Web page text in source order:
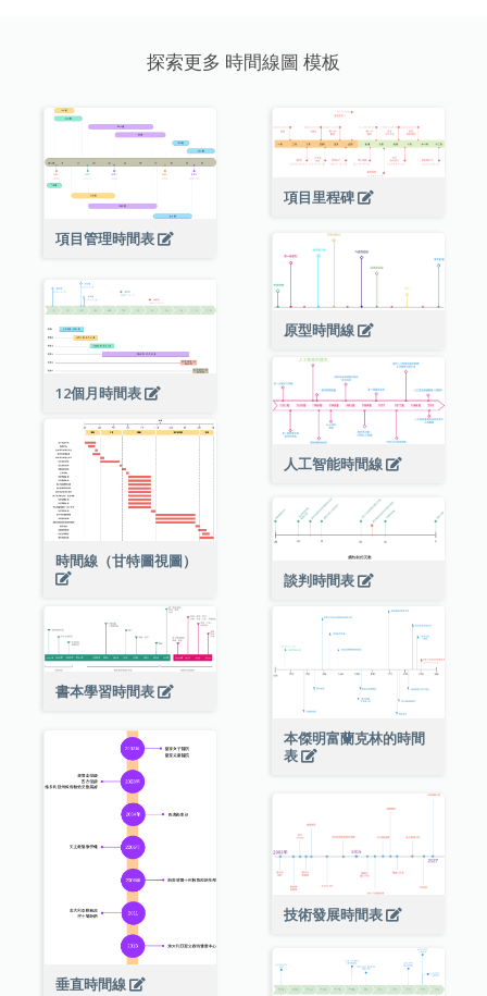
探索更多 時間線圖 模板
項目管理時間表
項目里程碑
原型時間線
12個月時間表
人工智能時間線
時間線（甘特圖視圖）
談判時間表
書本學習時間表
本傑明富蘭克林的時間
表
垂直時間線
技術發展時間表